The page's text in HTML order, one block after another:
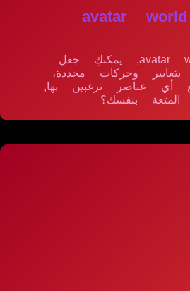
في العاب avatar world, يمكنكِ جعل
وحركات محددة،
أي عناصر ترغبين بها,
المتعة بنفسك؟